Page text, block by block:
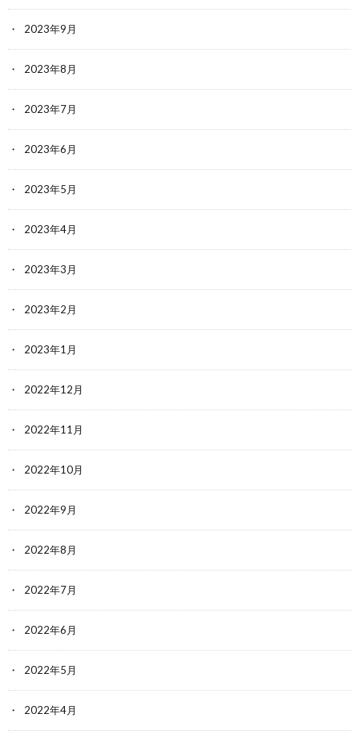
2023年9月
2023年8月
2023年7月
2023年6月
2023年5月
2023年4月
2023年3月
2023年2月
2023年1月
2022年12月
2022年11月
2022年10月
2022年9月
2022年8月
2022年7月
2022年6月
2022年5月
2022年4月